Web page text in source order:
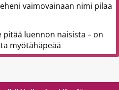
vaimovainaan nimi pilaa
pitää luennon naisista – on
myötähäpeää